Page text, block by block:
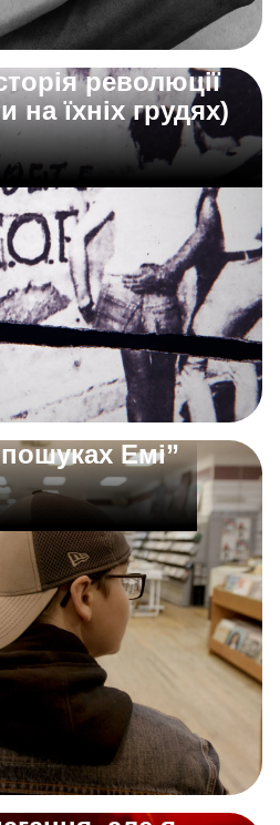
революції
на їхніх грудях)
Емі”